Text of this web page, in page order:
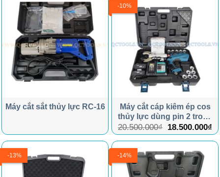
Máy cắt sắt thủy lực RC-16
-10%
Máy cắt cáp kiêm ép cos
thủy lực dùng pin 2 trong
1 EZ300/65C
20.500.000₫ Giá
gốc
là:
20.500.000₫.
18.500.000₫
-13% -14%